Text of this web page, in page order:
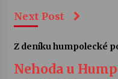
Next Post
Z deníku humpolecké
Nehoda u